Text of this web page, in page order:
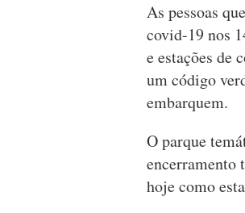
As pessoas
covid-19 nos
e estações de
um código
embarquem.
O parque
encerramento
hoje como